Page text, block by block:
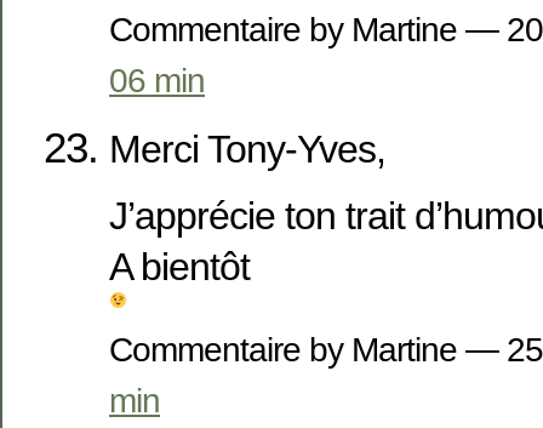
Commentaire by Martine —
06 min
Merci Tony-Yves,
J’apprécie ton trait
A bientôt
Commentaire by Martine —
min